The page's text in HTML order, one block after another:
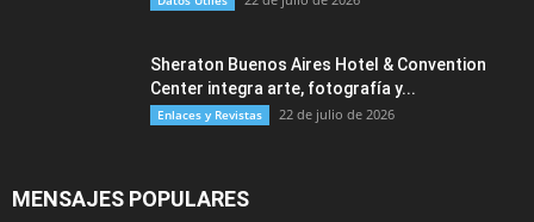
Sheraton Buenos Aires Hotel & Convention
Center integra arte, fotografía y...
Enlaces y Revistas 22 de julio de 2026
MENSAJES POPULARES